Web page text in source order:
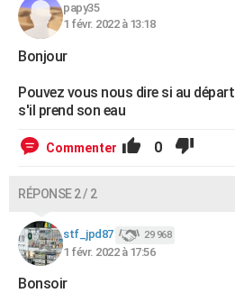
Dictionnaire
Biographies
Citations
Expressions
Proverbes
PROGRAMME TV
COPAINS D'AVANT
S'inscrire
Se connecter
Lycées
Collèges
Primaires
Universités
Entreprises
Service militaire
Avis de recherche
AVIS DE DÉCÈS
FORUM
papy35
1 févr. 2022 à 13:18
Bonjour
Pouvez vous nous dire si au
s'il prend son eau
Commenter 0
RÉPONSE 2 / 2
stf_jpd87 29 968
1 févr. 2022 à 17:56
Bonsoir